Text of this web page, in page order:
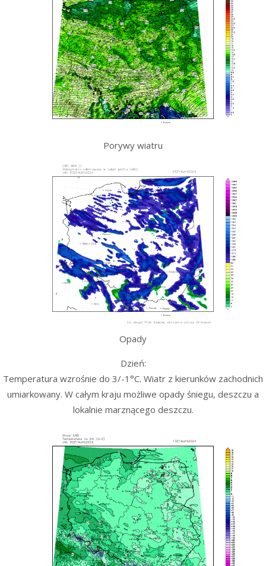
Porywy wiatru
Opady
Dzień:
Temperatura wzrośnie do 3/-1°C. Wiatr z kierunków zachodnich
umiarkowany. W całym kraju możliwe opady śniegu, deszczu a
lokalnie marznącego deszczu.